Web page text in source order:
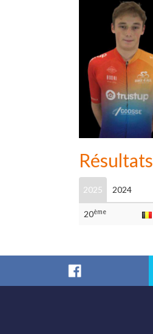
Résultats
2025 2024
20ème